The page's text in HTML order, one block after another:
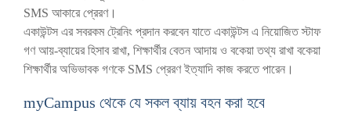
SMS আকারে প্রেরণ।
একাউন্টস এর সবরকম ট্রেনিং প্রদান করবেন যাতে একাউন্টস এ নিয়োজিত স্টাফ
গণ আয়-ব্যায়ের হিসাব রাখা, শিক্ষার্থীর বেতন আদায় ও বকেয়া তথ্য রাখা বকেয়া
শিক্ষার্থীর অভিভাবক গণকে SMS প্রেরণ ইত্যাদি কাজ করতে পারেন।
myCampus থেকে যে সকল ব্যায় বহন করা হবে